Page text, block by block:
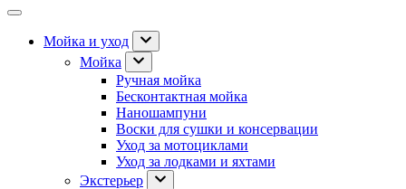
Мойка и уход
Мойка
Ручная мойка
Бесконтактная мойка
Наношампуни
Воски для сушки и консервации
Уход за мотоциклами
Уход за лодками и яхтами
Экстерьер